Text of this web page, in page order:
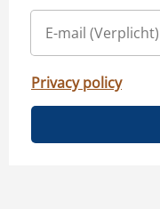
Privacy policy